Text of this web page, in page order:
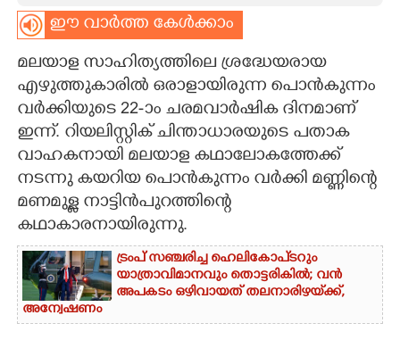
ASTRO
CARTOONS
LITERATURE
ZOOM
ഈ വാർത്ത കേൾക്കാം
മലയാള സാഹിത്യത്തിലെ ശ്രദ്ധേയരായ
എഴുത്തുകാരിൽ ഒരാളായിരുന്ന പൊൻകുന്നം
വർക്കിയുടെ 22-ാം ചരമവാർഷിക ദിനമാണ്
ഇന്ന്. റിയലിസ്റ്റിക് ചിന്താധാരയുടെ പതാക
വാഹകനായി മലയാള കഥാലോകത്തേക്ക്
നടന്നു കയറിയ പൊൻകുന്നം വർക്കി മണ്ണിന്റെ
മണമുള്ള നാട്ടിൻപുറത്തിന്റെ
കഥാകാരനായിരുന്നു.
ട്രംപ് സഞ്ചരിച്ച ഹെലികോപ്‌ടറും
യാത്രാവിമാനവും തൊട്ടരികിൽ; വൻ
അപകടം ഒഴിവായത് തലനാരിഴയ്‌ക്ക്,
അന്വേഷണം